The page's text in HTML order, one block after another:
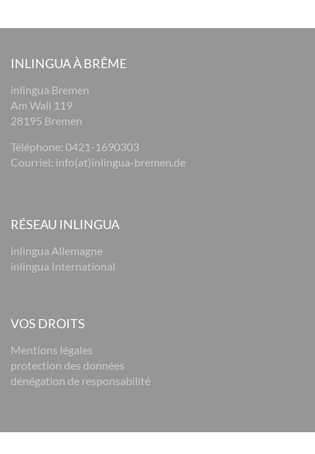
INLINGUA À BRÊME
inlingua Bremen
Am Wall 119
28195 Bremen
Téléphone: 0421-1690303
Courriel: info(at)inlingua-bremen.de
RÉSEAU INLINGUA
inlingua Allemagne
inlingua International
VOS DROITS
Mentions légales
protection des données
dénégation de responsabilité